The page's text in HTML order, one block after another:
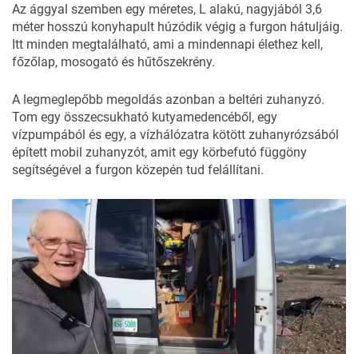
Az ággyal szemben egy méretes, L alakú, nagyjából 3,6
méter hosszú konyhapult húzódik végig a furgon hátuljáig.
Itt minden megtalálható, ami a mindennapi élethez kell,
főzőlap, mosogató és hűtőszekrény.
A legmeglepőbb megoldás azonban a beltéri zuhanyzó.
Tom egy összecsukható kutyamedencéből, egy
vízpumpából és egy, a vízhálózatra kötött zuhanyrózsából
épített mobil zuhanyzót, amit egy körbefutó függöny
segítségével a furgon közepén tud felállítani.